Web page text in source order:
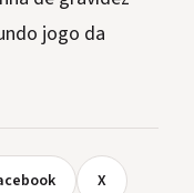
jogo da
X